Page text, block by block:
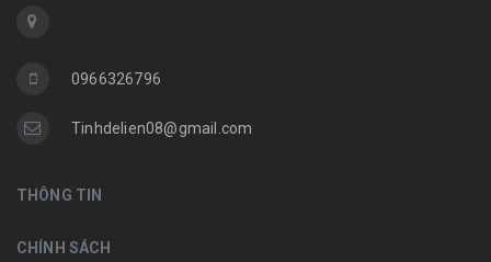
0966326796
Tinhdelien08@gmail.com
THÔNG TIN
CHÍNH SÁCH